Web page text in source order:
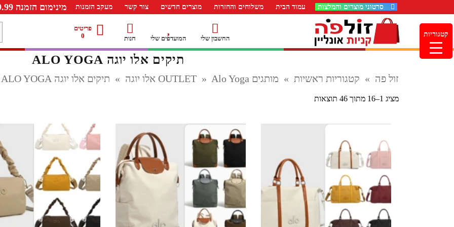
סרטוני מוצרים והמלצות עמוד הבית משלוחים והחזרות מוצרים חדשים צור קשר מעקב הזמנות מינימום הזמנה 99.99 ש"ח – משלוח חינם ברכישה מעל 249.99ש"ח
החשבון שלי המועדפים שלי חנות
פריטים
0
תיקים אלו יוגה ALO YOGA
זול פה » קטגוריות ראשיות » מותגים OUTLET » Alo Yoga אלו יוגה » תיקים אלו יוגה ALO YOGA
מציג 1–16 מתוך 46 תוצאות
קטגוריות